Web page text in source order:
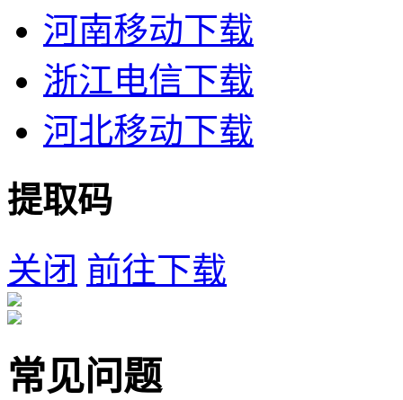
河南移动下载
浙江电信下载
河北移动下载
提取码
关闭 前往下载
常见问题